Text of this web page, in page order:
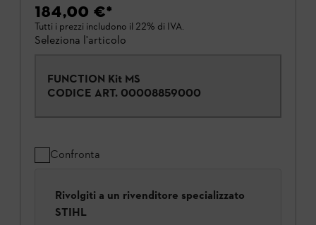
184,00 €*
Tutti i prezzi includono il 22% di IVA.
Seleziona l'articolo
FUNCTION Kit MS
CODICE ART. 00008859000
Confronta
Rivolgiti a un rivenditore specializzato
STIHL